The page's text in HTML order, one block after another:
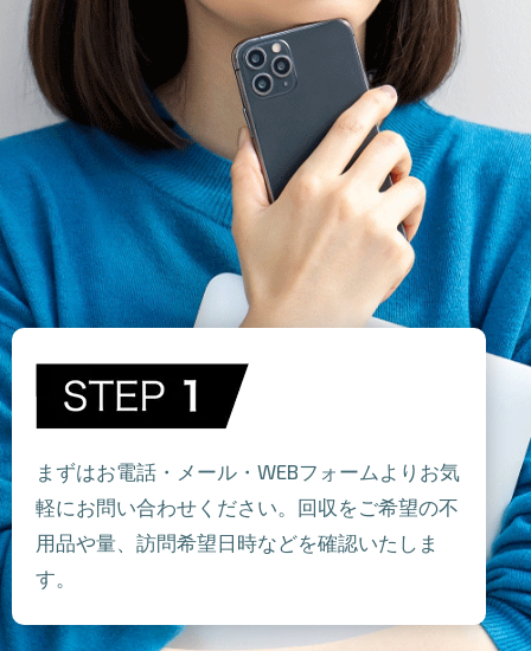
まずはお電話・メール・WEBフォームよりお気
軽にお問い合わせください。回収をご希望の不
用品や量、訪問希望日時などを確認いたしま
す。